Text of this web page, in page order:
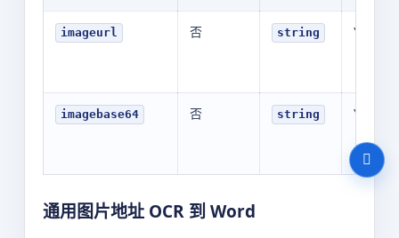
imageurl 否 string
imagebase64 否 string
通用图片地址 OCR 到 Word